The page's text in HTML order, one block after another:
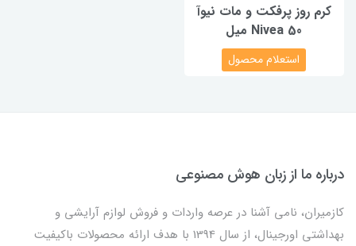
کرم روز پرفکت و مات نیوآ
Nivea 50 میل
استعلام محصول
درباره ما از زبان هوش مصنوعی
کازمیران، نامی آشنا در عرصه واردات و فروش لوازم آرایشی و
بهداشتی اورجینال، از سال 1394 با هدف ارائه محصولات باکیفیت